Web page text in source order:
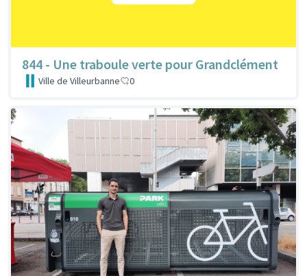
844 - Une traboule verte pour Grandclément
Ville de Villeurbanne 0